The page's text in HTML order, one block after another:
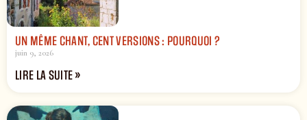
UN MÊME CHANT, CENT VERSIONS : POURQUOI ?
juin 9, 2026
LIRE LA SUITE »